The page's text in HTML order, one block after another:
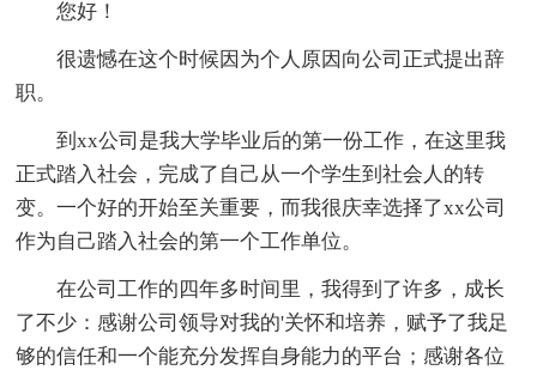
您好！
很遗憾在这个时候因为个人原因向公司正式提出辞
职。
到xx公司是我大学毕业后的第一份工作，在这里我
正式踏入社会，完成了自己从一个学生到社会人的转
变。一个好的开始至关重要，而我很庆幸选择了xx公司
作为自己踏入社会的第一个工作单位。
在公司工作的四年多时间里，我得到了许多，成长
了不少：感谢公司领导对我的'关怀和培养，赋予了我足
够的信任和一个能充分发挥自身能力的平台；感谢各位